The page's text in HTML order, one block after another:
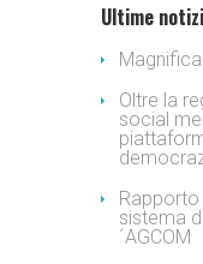
Ultime
Oltre la
social
Rapporto
sistema
´AGCOM